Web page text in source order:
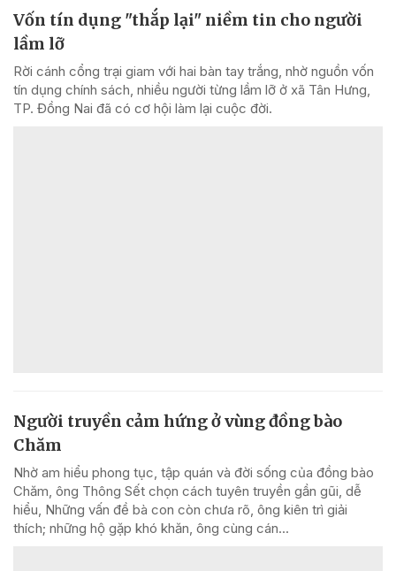
Vốn tín dụng "thắp lại" niềm tin cho người
lầm lỡ
Rời cánh cổng trại giam với hai bàn tay trắng, nhờ nguồn vốn
tín dụng chính sách, nhiều người từng lầm lỡ ở xã Tân Hưng,
TP. Đồng Nai đã có cơ hội làm lại cuộc đời.
Người truyền cảm hứng ở vùng đồng bào
Chăm
Nhờ am hiểu phong tục, tập quán và đời sống của đồng bào
Chăm, ông Thông Sết chọn cách tuyên truyền gần gũi, dễ
hiểu, Những vấn đề bà con còn chưa rõ, ông kiên trì giải
thích; những hộ gặp khó khăn, ông cùng cán...